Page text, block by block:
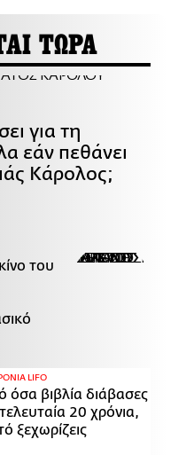
ΤΩΡΑ
για τη
εάν πεθάνει
Κάρολος;
του
LIFO
όσα βιβλία διάβασες
20 χρόνια,
ξεχωρίζεις